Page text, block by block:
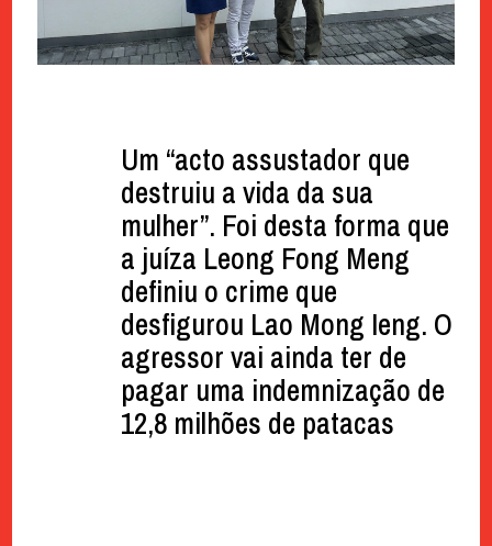
Um “acto assustador que
destruiu a vida da sua
mulher”. Foi desta forma que
a juíza Leong Fong Meng
definiu o crime que
desfigurou Lao Mong Ieng. O
agressor vai ainda ter de
pagar uma indemnização de
12,8 milhões de patacas